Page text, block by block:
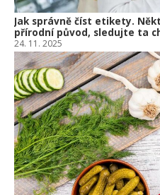
Jak správně číst etikety.
přírodní původ, sledujte ta
24. 11. 2025